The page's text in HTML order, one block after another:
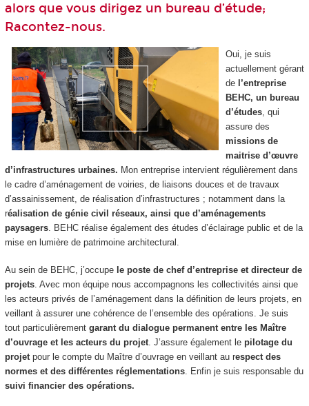
alors que vous dirigez un bureau d’étude;
Racontez-nous.
Oui, je suis
actuellement gérant
de l’entreprise
BEHC, un bureau
d’études, qui
assure des
missions de
maitrise d’œuvre
d’infrastructures urbaines. Mon entreprise intervient régulièrement dans
le cadre d’aménagement de voiries, de liaisons douces et de travaux
d’assainissement, de réalisation d’infrastructures ; notamment dans la
réalisation de génie civil réseaux, ainsi que d’aménagements
paysagers. BEHC réalise également des études d’éclairage public et de la
mise en lumière de patrimoine architectural.
Au sein de BEHC, j’occupe le poste de chef d’entreprise et directeur de
projets. Avec mon équipe nous accompagnons les collectivités ainsi que
les acteurs privés de l’aménagement dans la définition de leurs projets, en
veillant à assurer une cohérence de l’ensemble des opérations. Je suis
tout particulièrement garant du dialogue permanent entre les Maître
d’ouvrage et les acteurs du projet. J’assure également lepilotage du
projet pour le compte du Maître d’ouvrage en veillant au respect des
normes et des différentes réglementations. Enfin je suis responsable du
suivi financier des opérations.